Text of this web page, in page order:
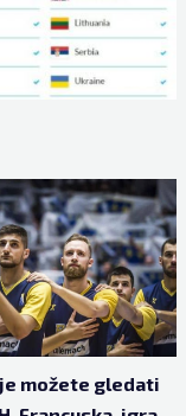
možete gledati